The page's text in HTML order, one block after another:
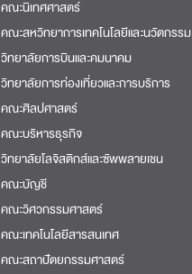
คณะนิเทศศาสตร์
คณะสหวิทยาการเทคโนโลยีและนวัตกรรม
วิทยาลัยการบินและคมนาคม
วิทยาลัยการท่องเที่ยวและการบริการ
คณะศิลปศาสตร์
คณะบริหารธุรกิจ
วิทยาลัยโลจิสติกส์และซัพพลายเชน
คณะบัญชี
คณะวิศวกรรมศาสตร์
คณะเทคโนโลยีสารสนเทศ
คณะสถาปัตยกรรมศาสตร์